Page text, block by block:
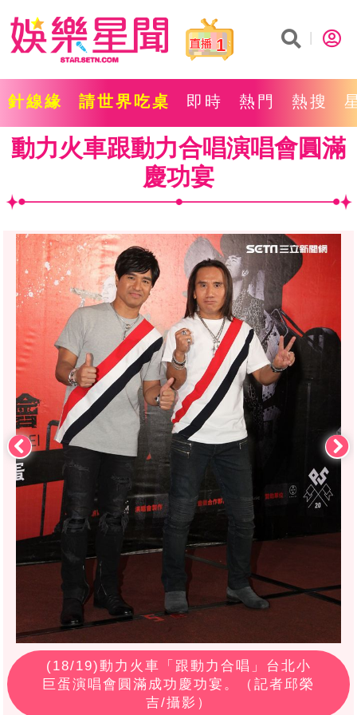
1
針線緣 請世界吃桌 即時 熱門 熱搜
動力火車跟動力合唱演唱會圓滿
慶功宴
(18/19)動力火車「跟動力合唱」台北小
巨蛋演唱會圓滿成功慶功宴。（記者邱榮
吉/攝影）